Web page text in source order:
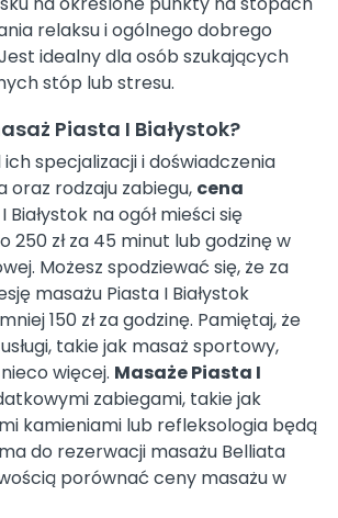
relaksu i ogólnego dobrego
idealny dla osób szukających
stóp lub stresu.
Piasta I Białystok?
specjalizacji i doświadczenia
oraz rodzaju zabiegu, cena
Białystok na ogół mieści się
250 zł za 45 minut lub godzinę w
Możesz spodziewać się, że za
masażu Piasta I Białystok
150 zł za godzinę. Pamiętaj, że
takie jak masaż sportowy,
więcej. Masaże Piasta I
zabiegami, takie jak
kamieniami lub refleksologia będą
do rezerwacji masażu Belliata
porównać ceny masażu w